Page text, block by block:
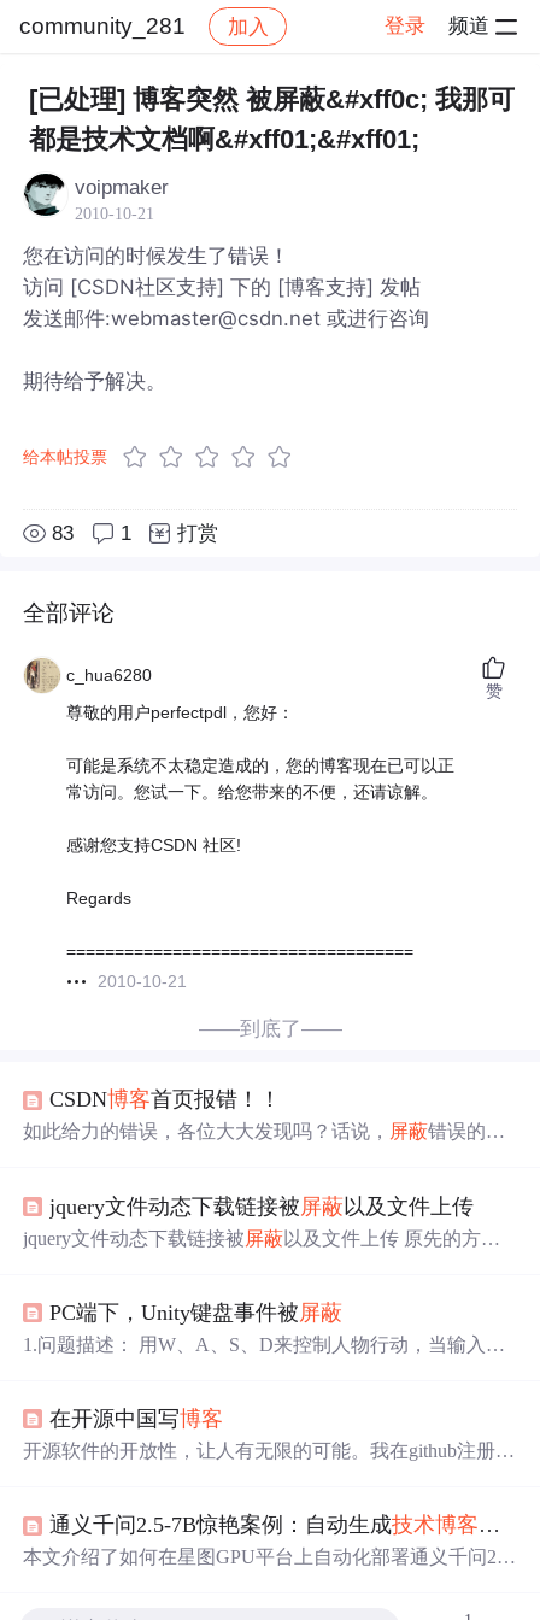
community_281 加入 登录 频道
社区 community_281 帖子详情
[已处理] 博客突然 被屏蔽&#xff0c; 我那可
都是技术文档啊&#xff01;&#xff01;
voipmaker
2010-10-21
您在访问的时候发生了错误！
访问 [CSDN社区支持] 下的 [博客支持] 发帖
发送邮件:webmaster@csdn.net 或进行咨询
期待给予解决。
给本帖投票
83 1 打赏
全部评论
c_hua6280
尊敬的用户perfectpdl，您好：
可能是系统不太稳定造成的，您的博客现在已可以正
常访问。您试一下。给您带来的不便，还请谅解。
感谢您支持CSDN 社区!
Regards
====================================
2010-10-21
赞
——到底了——
CSDN博客首页报错！！
如此给力的错误，各位大大发现吗？话说， 屏蔽错误的代
jquery文件动态下载链接被屏蔽以及文件上传
jquery文件动态下载链接被屏蔽以及文件上传 原先的方法
了，这种修改href的方式不安全 所以换了种方法 var id = get
Cookie("id"); $("#download").click(function(){ if(id && id !='')
PC端下，Unity键盘事件被屏蔽
1.问题描述： 用W、A、S、D来控制人物行动，当输入框
a.http://www.cnblogs.com/CodeGize/p/5612067.html b.http://bl
og.csdn.net/thinbug/article/details/5
在开源中国写博客
开源软件的开放性，让人有无限的可能。我在github注册了
给自己定个目标，希望立此存照，不断激励自己去写作，
去积累技术，不断做出让自己满意的东西来。 我对代码的
通义千问2.5-7B惊艳案例：自动生成技术博客与项
本文介绍了如何在星图GPU平台上自动化部署通义千问2.5